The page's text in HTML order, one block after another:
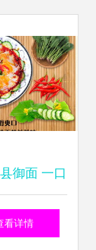
御面 一口
千年玉面传
看详情